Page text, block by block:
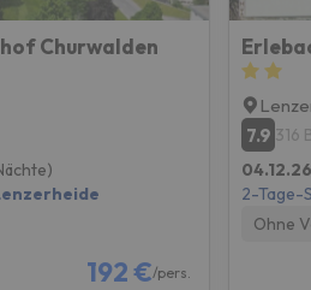
Churwalden
192 €/pers.
7.9 316
2-Tage-
Ohne